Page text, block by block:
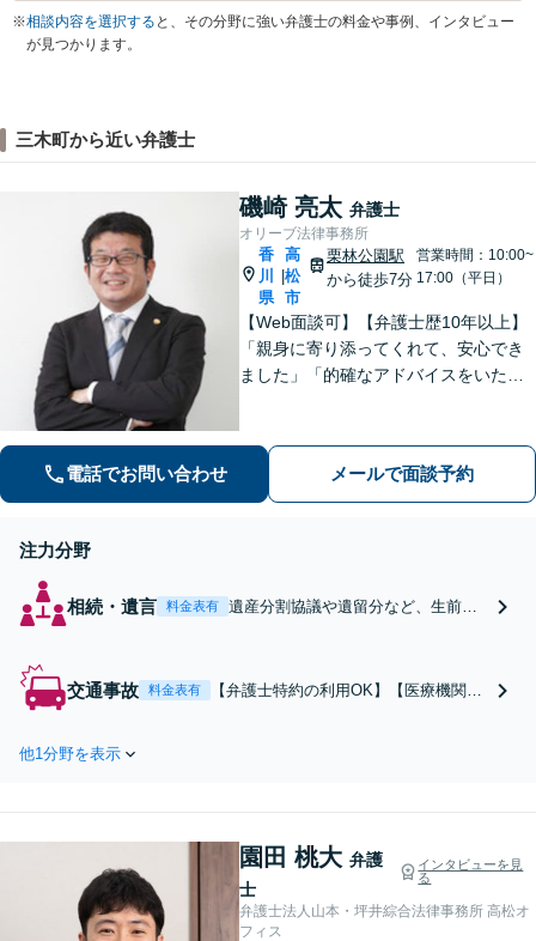
※相談内容を選択する と、その分野に強い弁護士の料金や事例、インタビュー
が見つかります。
三木町から近い弁護士
磯崎 亮太 弁護士
オリーブ法律事務所
香
川
県
|
高
松
市
栗林公園駅
から徒歩7分
営業時間：10:00~
17:00（平日）
【Web面談可】【弁護士歴10年以上】
「親身に寄り添ってくれて、安心でき
ました」「的確なアドバイスをいただ
い、解決の方針を考えてまいります
【栗林公園駅7分／駐車場あり】
電話でお問い合わせ メールで面談予約
注力分野
相続・遺言 料金表有
遺産分割協議や遺留分など、生前対
居人による使い込み」など、複雑な
交通事故 料金表有
【弁護士特約の利用OK】【医療機関と
をアドバイスいたします【電話・LIN
他1分野を表示
園田 桃大 弁護
士
インタビューを見
る
弁護士法人山本・坪井綜合法律事務所 高松オ
フィス